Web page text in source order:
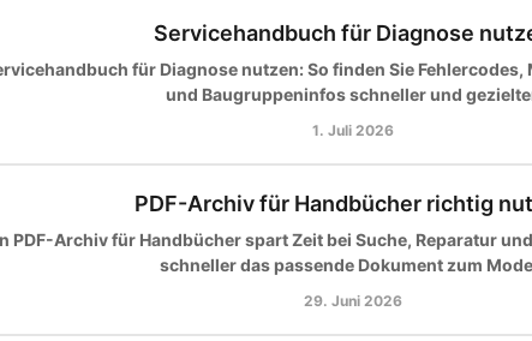
Servicehandbuch für Diagnose
für Diagnose nutzen: So finden Sie
und Baugruppeninfos schneller und
1. Juli 2026
PDF-Archiv für Handbücher richtig
PDF-Archiv für Handbücher spart Zeit bei Suche, Reparatur
schneller das passende Dokument zum
29. Juni 2026